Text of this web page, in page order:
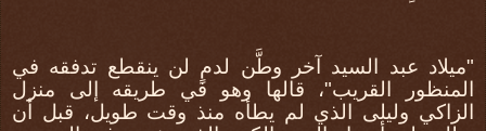
"ميلاد عبد السيد آخر وطَّن لدمٍ لن ينقطع تدفقه في
المنظور القريب"، قالها وهو في طريقه إلى منزل
الزاكي وليلى الذي لم يطأه منذ وقت طويل، قبل أن